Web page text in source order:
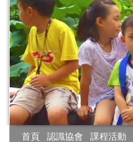
首頁 認識協會 課程活動